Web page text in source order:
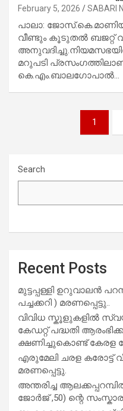
February 5, 2026 SABARI
പാലാ:
വീണ്ടും കൂടുതൽ ബജറ്റ്
മറുപടി
കെ.എം.ബാലഗോപാൽ…
1
Search
Recent Posts
മുട്ടപ്പള്ളി ഉറുവാലൻ
പച്ചക്കറി ) മരണപ്പെട്ടു..
വിവിധ സ്കൂളുകളില്‍
കേഡറ്റ് പദ്ധതി
ക്ഷണിച്ചുകൊണ്ട് കേരള
എരുമേലി ചരള കരോട്ട്
മരണപ്പെട്ടു.
അന്തരിച്ച
ജോർജ് ,50) ന്റെ